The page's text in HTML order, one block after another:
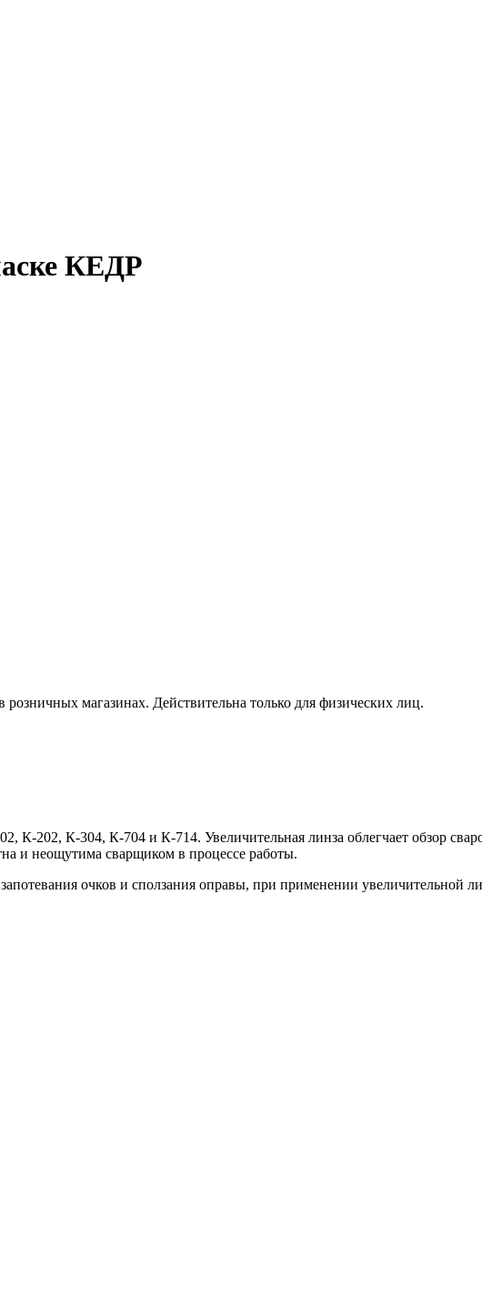
КЕДР
магазинах. Действительна только для физических лиц.
К-202, К-304, К-704 и К-714. Увеличительная линза облегчает обзор
и неощутима сварщиком в процессе работы.
очков и сползания оправы, при применении увеличительной